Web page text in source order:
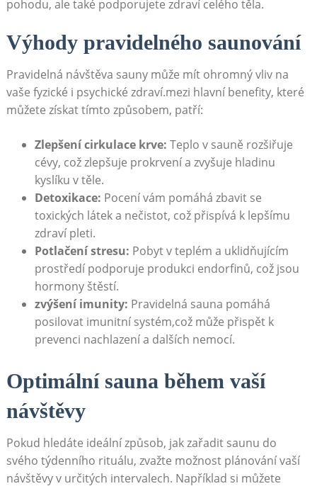
pohodu, ale také podporujete zdraví celého těla.
Výhody pravidelného saunování
Pravidelná návštěva sauny může mít ohromný vliv na
vaše fyzické i psychické zdraví.mezi hlavní benefity, které
můžete získat tímto způsobem, patří:
Zlepšení cirkulace krve: Teplo v sauně rozšiřuje
cévy, což zlepšuje prokrvení a zvyšuje hladinu
kyslíku v těle.
Detoxikace: Pocení vám pomáhá zbavit se
toxických látek a nečistot, což přispívá k lepšímu
zdraví pleti.
Potlačení stresu: Pobyt v teplém a uklidňujícím
prostředí podporuje produkci endorfinů, což jsou
hormony štěstí.
zvýšení imunity: Pravidelná sauna pomáhá
posilovat imunitní systém,což může přispět k
prevenci nachlazení a dalších nemocí.
Optimální sauna během vaší
návštěvy
Pokud hledáte ideální způsob, jak zařadit saunu do
svého týdenního rituálu, zvažte možnost plánování vaší
návštěvy v určitých intervalech. Například si můžete